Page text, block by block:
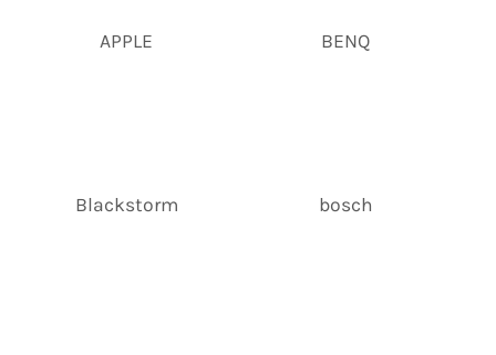
APPLE BENQ
Blackstorm bosch